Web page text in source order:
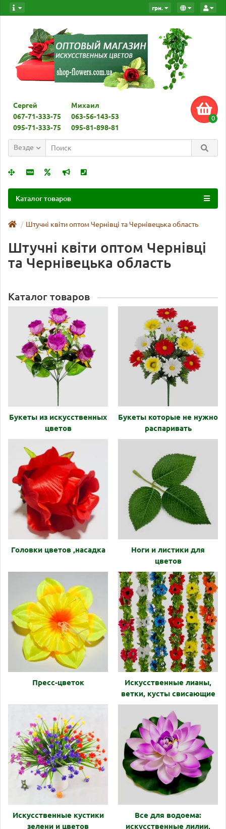
грн.
Сергей
067-71-333-75
095-71-333-75
Михаил
063-56-143-53
095-81-898-81
0
Везде
Каталог товаров
Штучні квіти оптом Чернівці та Чернівецька область
Штучні квіти оптом Чернівці
та Чернівецька область
Каталог товаров
Букеты из искусственных
цветов
Букеты которые не нужно
распаривать
Головки цветов ,насадка
Ноги и листики для
цветов
Пресс-цветок
Искусственные лианы,
ветки, кусты свисающие
Искусcтвенные кустики
зелени и цветов
Все для водоема:
искусственные лилии,